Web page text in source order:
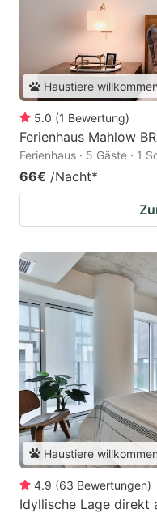
Haustiere
5.0 (1 Bewertung)
Ferienhaus Mahlow
Ferienhaus · 5 Gäste · 1
66€ /Nacht*
Haustiere willkommen
4.9 (63 Bewertungen)
Idyllische Lage direkt